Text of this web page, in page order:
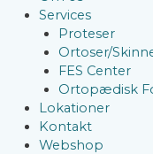
Services
Proteser
Ortoser/
FES Center
Ortopædisk
Lokationer
Kontakt
Webshop